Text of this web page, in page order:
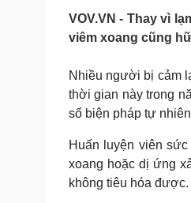
Tin nóng
Tư vấn luật
Sức khỏe
Dinh dưỡng - món ngon
Cây thuốc
Sản phụ khoa
Nhi khoa
Nam khoa
VOV.VN - Thay vì
viêm xoang cũng
Nhiều người bị cảm
thời gian này trong
số biện pháp tự
Huấn luyện viên
xoang hoặc dị ứng
không tiêu hóa